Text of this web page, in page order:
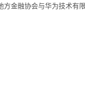
方金融协会与华为技术有